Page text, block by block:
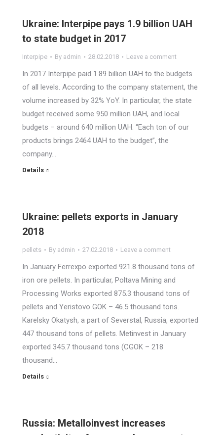
Ukraine: Interpipe pays 1.9 billion UAH
to state budget in 2017
Interpipe By admin 28.02.2018 Leave a comment
In 2017 Interpipe paid 1.89 billion UAH to the budgets
of all levels. According to the company statement, the
volume increased by 32% YoY. In particular, the state
budget received some 950 million UAH, and local
budgets – around 640 million UAH. “Each ton of our
products brings 2464 UAH to the budget”, the
company…
Details
Ukraine: pellets exports in January
2018
pellets By admin 27.02.2018 Leave a comment
In January Ferrexpo exported 921.8 thousand tons of
iron ore pellets. In particular, Poltava Mining and
Processing Works exported 875.3 thousand tons of
pellets and Yeristovo GOK – 46.5 thousand tons.
Karelsky Okatysh, a part of Severstal, Russia, exported
447 thousand tons of pellets. Metinvest in January
exported 345.7 thousand tons (CGOK – 218
thousand…
Details
Russia: Metalloinvest increases